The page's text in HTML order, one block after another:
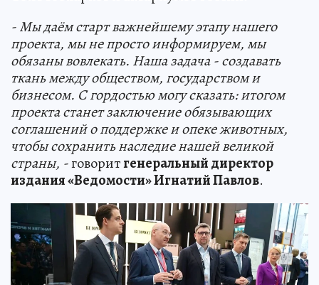
- Мы даём старт важнейшему этапу нашего
проекта, мы не просто информируем, мы
обязаны вовлекать. Наша задача - создавать
ткань между обществом, государством и
бизнесом. С гордостью могу сказать: итогом
проекта станет заключение обязывающих
соглашений о поддержке и опеке животных,
чтобы сохранить наследие нашей великой
страны, -говоритгенеральный директор
издания «Ведомости» Игнатий Павлов.